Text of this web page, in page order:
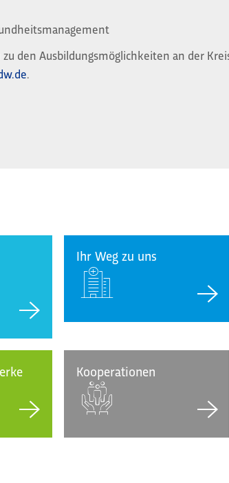
den Ausbildungsmöglichkeiten an der
.
Ihr Weg zu uns
Kooperationen